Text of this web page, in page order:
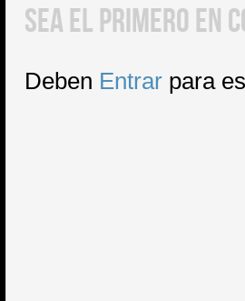
SEA EL PRIMERO EN
Deben Entrar para